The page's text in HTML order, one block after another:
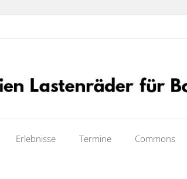
Erlebnisse Termine Commons